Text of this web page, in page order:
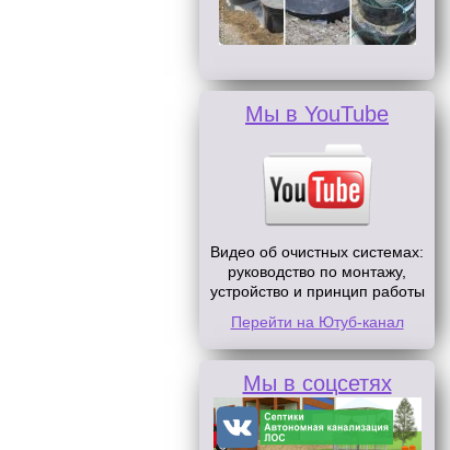
Мы в YouTube
Видео об очистных системах:
руководство по монтажу,
устройство и принцип работы
Перейти на Ютуб-канал
Мы в соцсетях